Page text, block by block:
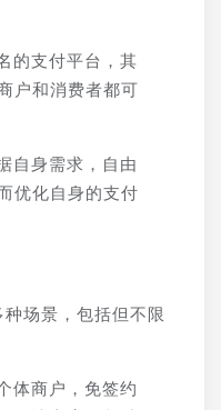
的支付平台，其
户和消费者都可
自身需求，自由
优化自身的支付
场景，包括但不限
体商户，免签约